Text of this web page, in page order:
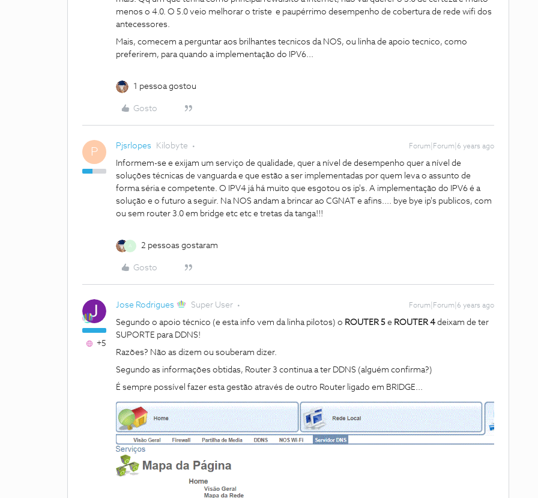
menos o 4.0. O 5.0 veio melhorar o triste e paupérrimo desempenho de cobertura de rede wifi dos
antecessores.
Mais, comecem a perguntar aos brilhantes tecnicos da NOS, ou linha de apoio tecnico, como
preferirem, para quando a implementação do IPV6...
1 pessoa gostou
Gosto
P Pjsrlopes Kilobyte Forum|Forum|6 years ago
Informem-se e exijam um serviço de qualidade, quer a nível de desempenho quer a nível de
soluções técnicas de vanguarda e que estão a ser implementadas por quem leva o assunto de
forma séria e competente. O IPV4 já há muito que esgotou os ip's. A implementação do IPV6 é a
solução e o futuro a seguir. Na NOS andam a brincar ao CGNAT e afins.... bye bye ip's publicos, com
ou sem router 3.0 em bridge etc etc e tretas da tanga!!!
A 2 pessoas gostaram
Gosto
+5
Jose Rodrigues Super User Forum|Forum|6 years ago
Segundo o apoio técnico (e esta info vem da linha pilotos) o ROUTER 5 e ROUTER 4 deixam de ter
SUPORTE para DDNS!
Razões? Não as dizem ou souberam dizer.
Segundo as informações obtidas, Router 3 continua a ter DDNS (alguém confirma?)
É sempre possível fazer esta gestão através de outro Router ligado em BRIDGE...